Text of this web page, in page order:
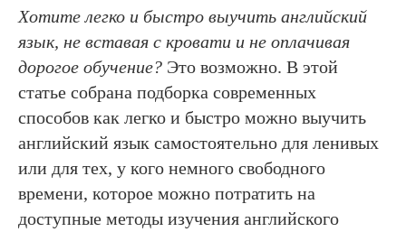
Хотите легко и быстро выучить английский
язык, не вставая с кровати и не оплачивая
дорогое обучение? Это возможно. В этой
статье собрана подборка современных
способов как легко и быстро можно выучить
английский язык самостоятельно для ленивых
или для тех, у кого немного свободного
времени, которое можно потратить на
доступные методы изучения английского